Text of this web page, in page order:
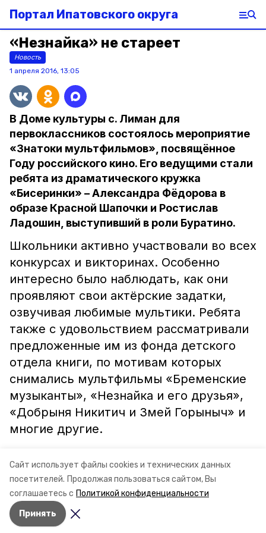
Сайт использует файлы cookies и технических данных
посетителей. Продолжая пользоваться сайтом, Вы
соглашаетесь с Политикой конфиденциальности
Принять
Портал Ипатовского округа
«Незнайка» не стареет
Новость
1 апреля 2016, 13:05
В Доме культуры с. Лиман для
первоклассников состоялось мероприятие
«Знатоки мультфильмов», посвящённое
Году российского кино. Его ведущими стали
ребята из драматического кружка
«Бисеринки» – Александра Фёдорова в
образе Красной Шапочки и Ростислав
Ладошин, выступивший в роли Буратино.
Школьники активно участвовали во всех
конкурсах и викторинах. Особенно
интересно было наблюдать, как они
проявляют свои актёрские задатки,
озвучивая любимые мультики. Ребята
также с удовольствием рассматривали
предложенные им из фонда детского
отдела книги, по мотивам которых
снимались мультфильмы «Бременские
музыканты», «Незнайка и его друзья»,
«Добрыня Никитич и Змей Горыныч» и
многие другие.
В. ЧЕЛЮБЕЕВА.